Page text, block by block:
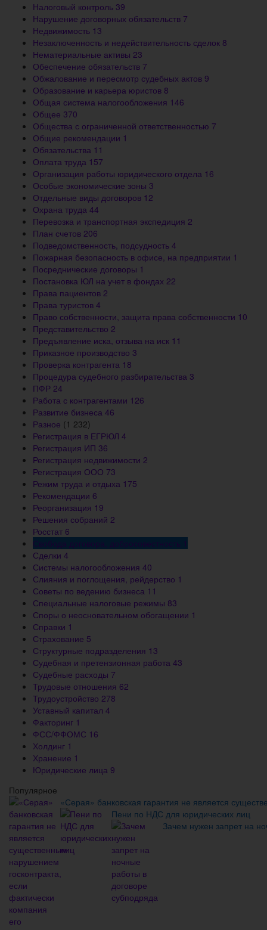
Налоговый контроль 39
Нарушение договорных обязательств 7
Недвижимость 13
Незаключенность и недействительность сделок 8
Нематериальные активы 23
Обеспечение обязательств 7
Обжалование и пересмотр судебных актов 9
Образование и карьера юристов 8
Общая система налогообложения 146
Общее 370
Общества с ограниченной ответственностью 7
Общие рекомендации 1
Обязательства 11
Оплата труда 157
Организация работы юридического отдела 16
Особые экономические зоны 3
Отдельные виды договоров 12
Охрана труда 44
Перевозка и транспортная экспедиция 2
План счетов 206
Подведомственность, подсудность 4
Пожарная безопасность в офисе, на предприятии 1
Посреднические договоры 1
Постановка ЮЛ на учет в фондах 22
Права пациентов 2
Права туристов 4
Право собственности, защита права собственности 10
Представительство 2
Предъявление иска, отзыва на иск 11
Приказное производство 3
Проверка контрагента 18
Процедура судебного разбирательства 3
ПФР 24
Работа с контрагентами 126
Развитие бизнеса 46
Разное (1 232)
Регистрация в ЕГРЮЛ 4
Регистрация ИП 36
Регистрация недвижимости 2
Регистрация ООО 73
Режим труда и отдыха 175
Рекомендации 6
Реорганизация 19
Решения собраний 2
Росстат 6
Сделки 4
Системы налогообложения 40
Слияния и поглощения, рейдерство 1
Советы по ведению бизнеса 11
Специальные налоговые режимы 83
Споры о неосновательном обогащении 1
Справки 1
Страхование 5
Структурные подразделения 13
Судебная и претензионная работа 43
Судебные расходы 7
Трудовые отношения 62
Трудоустройство 278
Уставный капитал 4
Факторинг 1
ФСС/ФФОМС 16
Холдинг 1
Хранение 1
Юридические лица 9
Популярное
«Серая» банковская гарантия не является
Пени по НДС для юридических лиц
Зачем нужен запрет на